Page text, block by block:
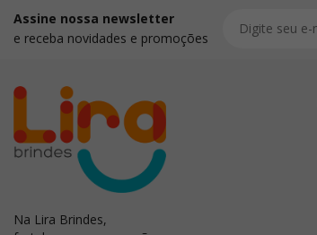
Assine nossa newsletter
e receba novidades e promoções
Na Lira Brindes,